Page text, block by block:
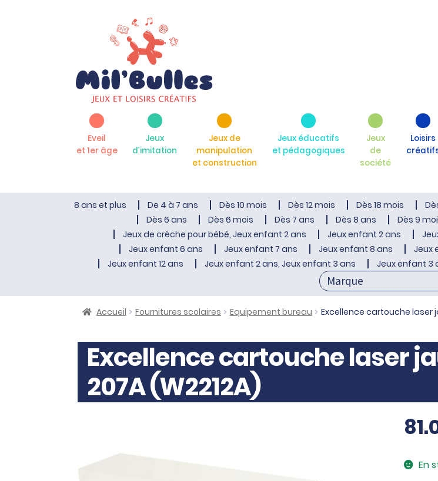
Eveil
et 1er âge
Jeux
d’imitation
Jeux de
manipulation
et construction
Jeux éducatifs
et pédagogiques
Jeux
de
société
Loisirs
8 ans et plus De 4 à 7 ans Dès 10 mois Dès 12 mois Dès 18 mois
Dès 6 ans
Dès 6 mois Dès 7 ans Dès 8 ans Dès 9
Jeux de crèche pour bébé, Jeux enfant 2 ans
Jeux enfant 2 ans
Jeux enfant 6 ans
Jeux enfant 7 ans Jeux enfant 8 ans Jeux
Jeux enfant 12 ans
Jeux enfant 2 ans, Jeux enfant 3 ans Jeux enfant 3
Accueil Fournitures scolaires Equipement bureau Excellence cartouche laser
Excellence cartouche laser
207A (W2212A)
En